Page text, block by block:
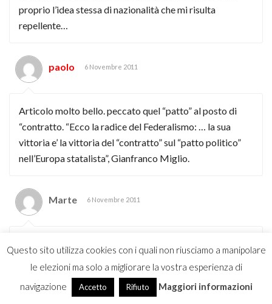
proprio l’idea stessa di nazionalità che mi risulta
repellente…
paolo 6 Novembre 2011
Articolo molto bello. peccato quel “patto” al posto di
“contratto. “Ecco la radice del Federalismo: … la sua
vittoria e’ la vittoria del “contratto” sul “patto politico”
nell’Europa statalista”, Gianfranco Miglio.
Marte 6 Novembre 2011
base per un sistema realmente federale, e l’unica base
per qualsiasi sistema che voglia essere Giusto.
Questo sito utilizza cookies con i quali non riusciamo a manipolare
le elezioni ma solo a migliorare la vostra esperienza di
navigazione
Accetto Rifiuto Maggiori informazioni